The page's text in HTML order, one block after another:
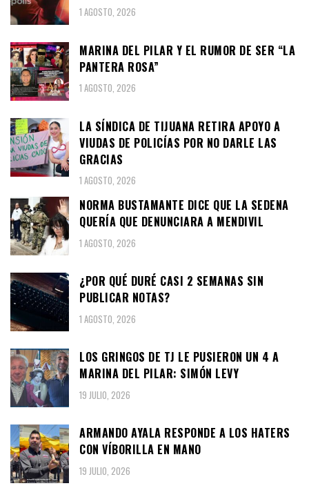
1 AGOSTO, 2026
MARINA DEL PILAR Y EL RUMOR DE SER “LA
PANTERA ROSA”
1 AGOSTO, 2026
LA SÍNDICA DE TIJUANA RETIRA APOYO A
VIUDAS DE POLICÍAS POR NO DARLE LAS
GRACIAS
1 AGOSTO, 2026
NORMA BUSTAMANTE DICE QUE LA SEDENA
QUERÍA QUE DENUNCIARA A MENDIVIL
1 AGOSTO, 2026
¿POR QUÉ DURÉ CASI 2 SEMANAS SIN
PUBLICAR NOTAS?
1 AGOSTO, 2026
LOS GRINGOS DE TJ LE PUSIERON UN 4 A
MARINA DEL PILAR: SIMÓN LEVY
19 JULIO, 2026
ARMANDO AYALA RESPONDE A LOS HATERS
CON VÍBORILLA EN MANO
19 JULIO, 2026